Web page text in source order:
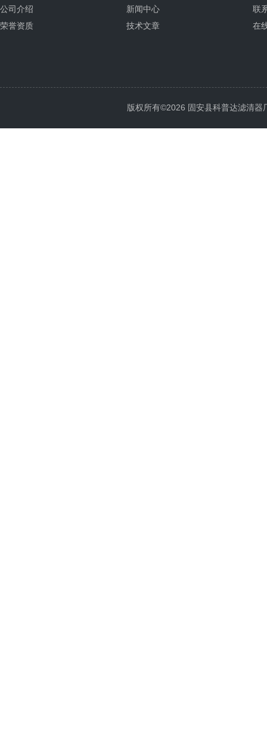
公司介绍
荣誉资质
新闻中心
技术文章
联
在
版权所有©2026 固安县科普达滤清